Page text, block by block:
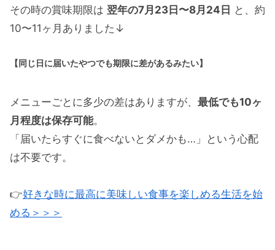
その時の賞味期限は 翌年の7月23日〜8月24日 と、約
10〜11ヶ月ありました↓
【同じ日に届いたやつでも期限に差があるみたい】
メニューごとに多少の差はありますが、 最低でも10ヶ
月程度は保存可能。
「届いたらすぐに食べないとダメかも…」という心配
は不要です。
👉好きな時に最高に美味しい食事を楽しめる生活を始
める＞＞＞